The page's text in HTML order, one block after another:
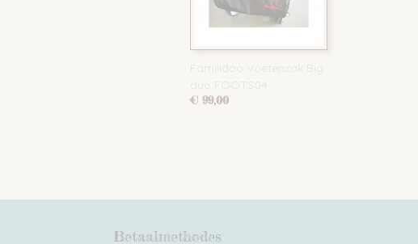
Familidoo Voetenzak Big
duo FOOTS04
€ 99,00
Betaalmethodes